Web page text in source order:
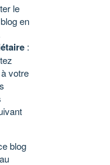
le
en
:
votre
blog